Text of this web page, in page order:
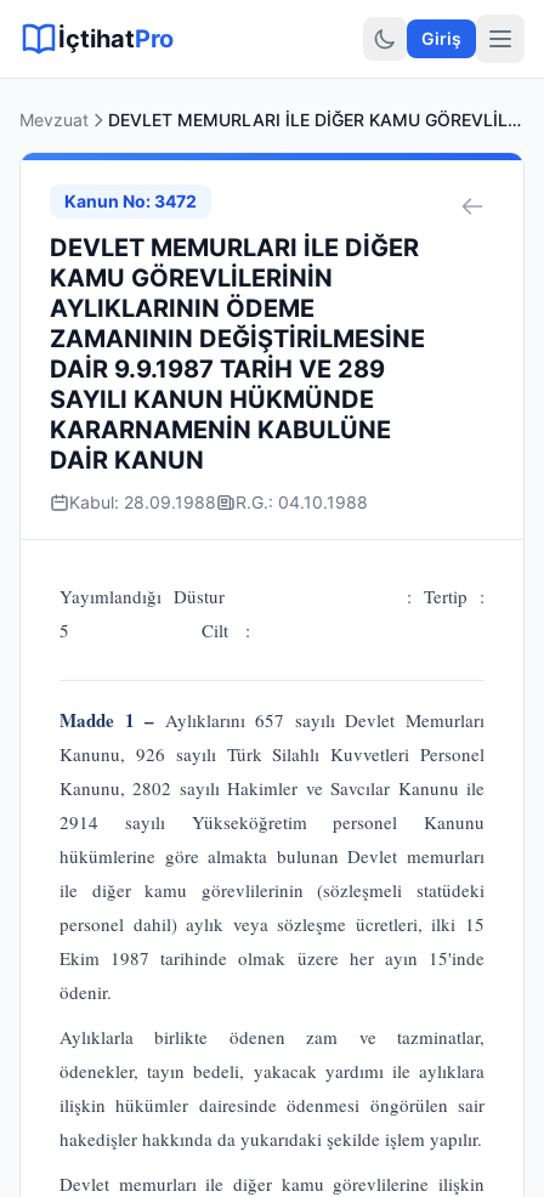
Hukuki Araçlar
İçtihatPro Giriş
Mevzuat DEVLET MEMURLARI İLE DİĞER KAMU GÖREVLİLERİNİN AYLIKLARININ ÖDEME ZAMANININ DEĞİŞTİRİLMESİNE DAİR 9.9.1987 TARİH VE 289 SAYILI KANUN HÜKMÜNDE KARARNAMENİN KABULÜNE DAİR KANUN
Kanun No: 3472
DEVLET MEMURLARI İLE DİĞER
KAMU GÖREVLİLERİNİN
AYLIKLARININ ÖDEME
ZAMANININ DEĞİŞTİRİLMESİNE
DAİR 9.9.1987 TARİH VE 289
SAYILI KANUN HÜKMÜNDE
KARARNAMENİN KABULÜNE
DAİR KANUN
Kabul: 28.09.1988 R.G.: 04.10.1988
Yayımlandığı Düstur : Tertip :
5 Cilt :
Madde 1 – Aylıklarını 657 sayılı Devlet Memurları
Kanunu, 926 sayılı Türk Silahlı Kuvvetleri Personel
Kanunu, 2802 sayılı Hakimler ve Savcılar Kanunu ile
2914 sayılı Yükseköğretim personel Kanunu
hükümlerine göre almakta bulunan Devlet memurları
ile diğer kamu görevlilerinin (sözleşmeli statüdeki
personel dahil) aylık veya sözleşme ücretleri, ilki 15
Ekim 1987 tarihinde olmak üzere her ayın 15'inde
ödenir.
Aylıklarla birlikte ödenen zam ve tazminatlar,
ödenekler, tayın bedeli, yakacak yardımı ile aylıklara
ilişkin hükümler dairesinde ödenmesi öngörülen sair
hakedişler hakkında da yukarıdaki şekilde işlem yapılır.
Devlet memurları ile diğer kamu görevlilerine ilişkin